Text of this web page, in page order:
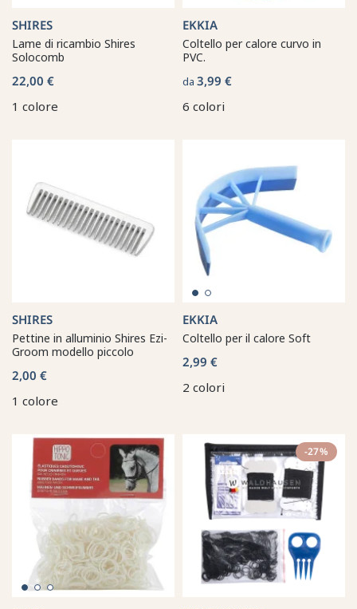
SHIRES
Lame di ricambio Shires
Solocomb
22,00 €
1 colore
EKKIA
Coltello per calore curvo in
PVC.
da 3,99 €
6 colori
SHIRES
Pettine in alluminio Shires Ezi-
Groom modello piccolo
2,00 €
1 colore
EKKIA
Coltello per il calore Soft
2,99 €
2 colori
-27%